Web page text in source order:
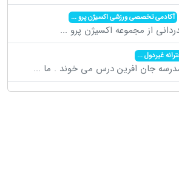
آکادمی تخصصی ورزشی اکسیژن پرو...
از مجموعه اکسیژن پرو ...
غیردول...
جان افرین درس می خوند . ما ...